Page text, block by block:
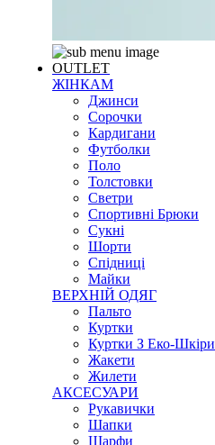
OUTLET
ЖІНКАМ
Джинси
Сорочки
Кардигани
Футболки
Поло
Толстовки
Светри
Спортивні Брюки
Сукні
Шорти
Спідниці
Майки
ВЕРХНІЙ ОДЯГ
Пальто
Куртки
Куртки З Еко-Шкіри
Жакети
Жилети
АКСЕСУАРИ
Рукавички
Шапки
Шарфи